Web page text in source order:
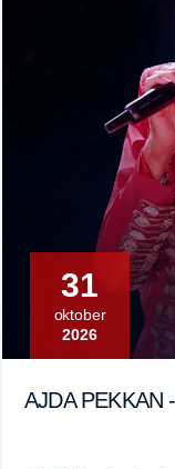
31
oktober
2026
AJDA PEKKAN